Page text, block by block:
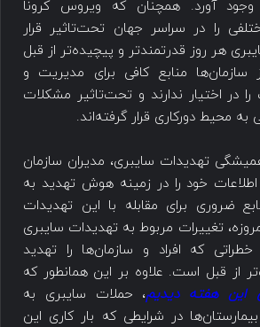
آورد. همچنان که ویروس کرونا
را در سراسر جهان تحت‌تاثیر قرار
هر روز قدرتمندتر و پیچیده‌تر از قبل
سازمان‌ها منابع کافی برای مدیریت و
در اختیار ندارند و تحت‌تاثیر مشکلات
به محیط دورکاری قرار گرفته‌اند.
تهدیدات سایبری، مدیران سازمان
خود را در زمینه هوش تهدید به
ضروری برای مقابله با این تهدیدات
تغییرات مربوط به تهدیدات سایبری
که افراد و سازمان‌ها را تهدید
از قبل است. علاوه بر این همانطور که
این هفته دیدیم، حملات سایبری به
در شرایطی که بار کاری این